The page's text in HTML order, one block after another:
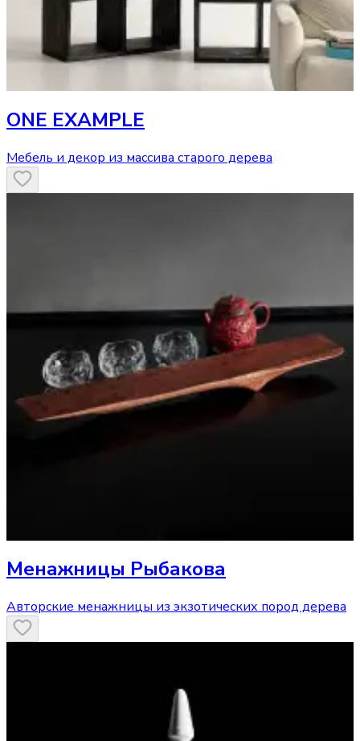
ONE EXAMPLE
Мебель и декор из массива старого дерева
Менажницы Рыбакова
Авторские менажницы из экзотических пород дерева